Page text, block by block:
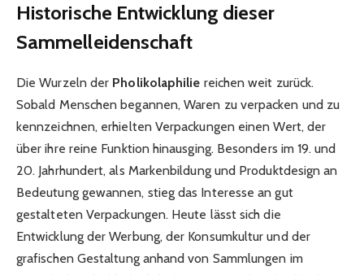
Historische Entwicklung dieser
Sammelleidenschaft
Die Wurzeln der Pholikolaphilie reichen weit zurück.
Sobald Menschen begannen, Waren zu verpacken und zu
kennzeichnen, erhielten Verpackungen einen Wert, der
über ihre reine Funktion hinausging. Besonders im 19. und
20. Jahrhundert, als Markenbildung und Produktdesign an
Bedeutung gewannen, stieg das Interesse an gut
gestalteten Verpackungen. Heute lässt sich die
Entwicklung der Werbung, der Konsumkultur und der
grafischen Gestaltung anhand von Sammlungen im